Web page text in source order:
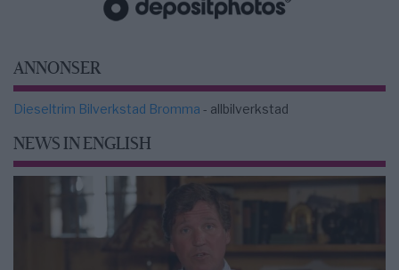
ANNONSER
Dieseltrim Bilverkstad Bromma - allbilverkstad
NEWS IN ENGLISH